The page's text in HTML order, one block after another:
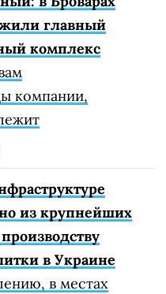
главный
комплекс
компании,
из крупнейших
в Украине
в местах